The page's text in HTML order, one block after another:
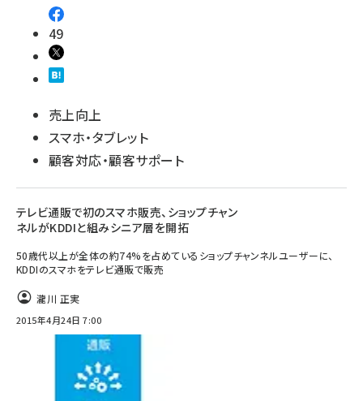
49
売上向上
スマホ・タブレット
顧客対応・顧客サポート
テレビ通販で初のスマホ販売、ショップチャン
ネルがKDDIと組みシニア層を開拓
50歳代以上が全体の約74%を占めているショップチャンネルユーザーに、
KDDIのスマホをテレビ通販で販売
瀧川 正実
2015年4月24日 7:00